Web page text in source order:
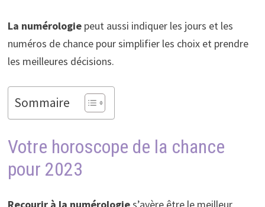
La numérologiepeut aussi indiquer les jours et les
numéros de chance pour simplifier les choix et prendre
les meilleures décisions.
Sommaire
Votre horoscope de la chance
pour 2023